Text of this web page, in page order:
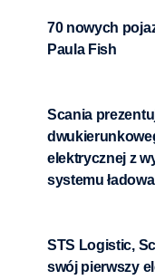
70 nowych
Paula Fish
Scania
elektrycznej z
systemu
STS Logistic,
swój pierwszy